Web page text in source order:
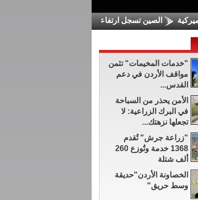
الصين تسجل ارتفاعا كبيرا في الصادرات والواردات في
"خدمات المخيمات" تثمن
مواقف الأردن في دعم
القدس...
الأمن يحذر من السباحة
في البرك الزراعية: لا
تجعلها نزهتك...
"زراعة جرش" تُقدم
1368 خدمة وتُوزع 260
ألف شتلة
الخصاونة الأردن"حديقة
وسط حريق"